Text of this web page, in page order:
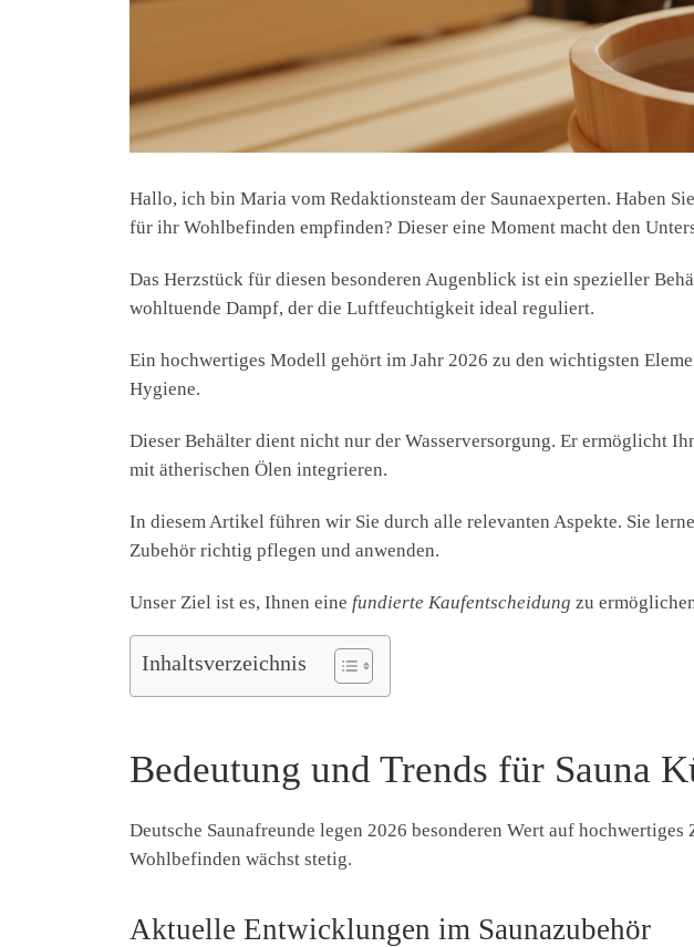
Hallo, ich bin Maria vom Redaktionsteam der Saunaexperten. Haben
für ihr Wohlbefinden empfinden? Dieser eine Moment macht den
Das Herzstück für diesen besonderen Augenblick ist ein spezieller
wohltuende Dampf, der die Luftfeuchtigkeit ideal reguliert.
Ein hochwertiges Modell gehört im Jahr 2026 zu den wichtigsten
Hygiene.
Dieser Behälter dient nicht nur der Wasserversorgung. Er ermöglicht
mit ätherischen Ölen integrieren.
In diesem Artikel führen wir Sie durch alle relevanten Aspekte. Sie
Zubehör richtig pflegen und anwenden.
Unser Ziel ist es, Ihnen eine fundierte Kaufentscheidung zu
Inhaltsverzeichnis
Bedeutung und Trends für Sauna
Deutsche Saunafreunde legen 2026 besonderen Wert auf
Wohlbefinden wächst stetig.
Aktuelle Entwicklungen im Saunazubehör